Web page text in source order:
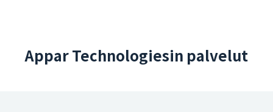
Appar Technologiesin palvelut